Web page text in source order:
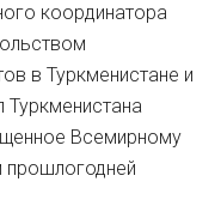
координатора
в Туркменистане и
Туркменистана
Всемирному